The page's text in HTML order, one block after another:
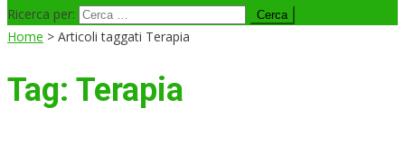
Ricerca per:
Home > Articoli taggati Terapia
Tag: Terapia